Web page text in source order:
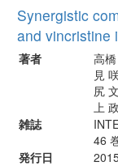
Synergistic
and vincristine
著者
高
見
尻
上
雑誌
46
発行日